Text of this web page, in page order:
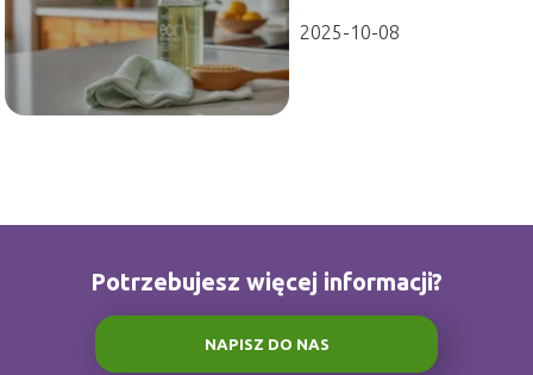
metody i porady
2025-10-08
Potrzebujesz więcej informacji?
NAPISZ DO NAS